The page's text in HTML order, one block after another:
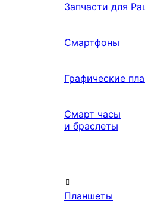
Запчасти для
Смартфоны
Графические
Смарт часы
и браслеты
Планшеты